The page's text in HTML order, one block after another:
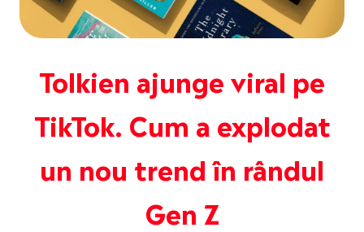
Tolkien ajunge viral pe
TikTok. Cum a explodat
un nou trend în rândul
Gen Z